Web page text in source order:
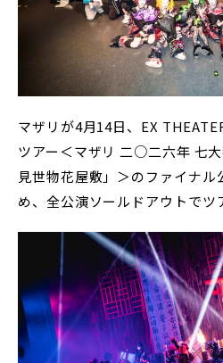
マザリが4月14日、EX
ツアー＜マザリ 二○二六年 七
見世物花屋敷」＞のファイナ
め、全公演ソールドアウトでツ